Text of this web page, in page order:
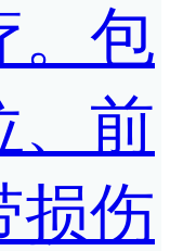
。包
、前
损伤